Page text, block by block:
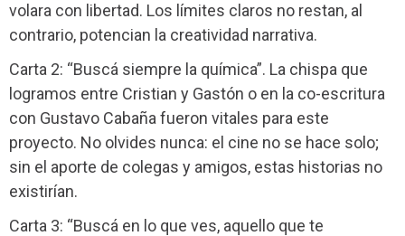
volara con libertad. Los límites claros no restan, al
contrario, potencian la creatividad narrativa.
Carta 2: “Buscá siempre la química”. La chispa que
logramos entre Cristian y Gastón o en la co-escritura
con Gustavo Cabaña fueron vitales para este
proyecto. No olvides nunca: el cine no se hace solo;
sin el aporte de colegas y amigos, estas historias no
existirían.
Carta 3: “Buscá en lo que ves, aquello que te